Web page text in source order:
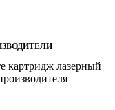
картридж лазерный